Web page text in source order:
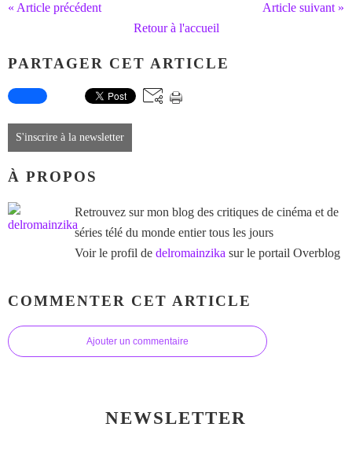
« Article précédent
Article suivant »
Retour à l'accueil
PARTAGER CET ARTICLE
S'inscrire à la newsletter
À PROPOS
Retrouvez sur mon blog des critiques de cinéma et de
séries télé du monde entier tous les jours
Voir le profil de delromainzika sur le portail Overblog
COMMENTER CET ARTICLE
Ajouter un commentaire
NEWSLETTER